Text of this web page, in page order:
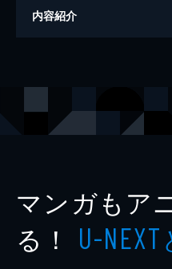
著者
編集 Wedge編集部
出版社 ウェッジ
内容紹介
マンガもア
る！ U-NEXT